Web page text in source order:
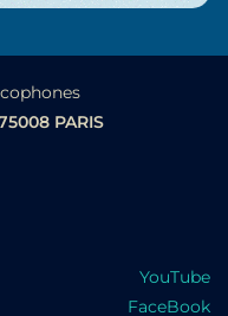
PARIS
YouTube
FaceBook